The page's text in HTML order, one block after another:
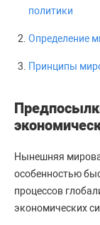
политики
Определение
Принципы
Нынешняя
особенностью
процессов
экономических